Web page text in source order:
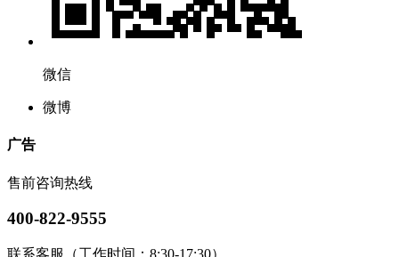
微信
微博
广告
售前咨询热线
400-822-9555
联系客服（工作时间：8:30-17:30）